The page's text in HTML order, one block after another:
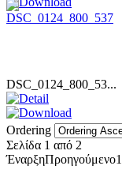
DSC_0124_800_53...
Ordering
Σελίδα 1 από 2
ΈναρξηΠροηγούμενο1